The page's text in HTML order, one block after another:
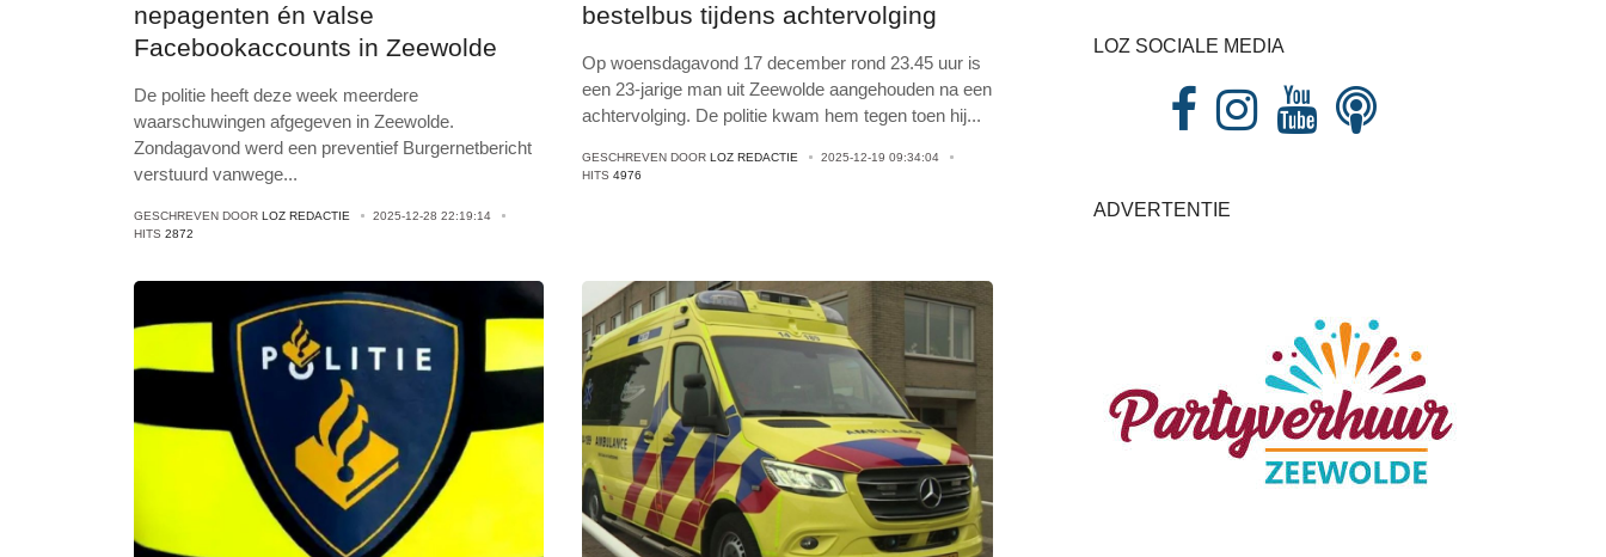
nepagenten én valse
Facebookaccounts in Zeewolde
De politie heeft deze week meerdere
waarschuwingen afgegeven in Zeewolde.
Zondagavond werd een preventief Burgernetbericht
verstuurd vanwege...
GESCHREVEN DOOR LOZ REDACTIE
2025-12-28 22:19:14
HITS 2872
bestelbus tijdens achtervolging
Op woensdagavond 17 december rond 23.45 uur is
een 23-jarige man uit Zeewolde aangehouden na een
achtervolging. De politie kwam hem tegen toen hij...
GESCHREVEN DOOR LOZ REDACTIE
2025-12-19 09:34:04
HITS4976
LOZ SOCIALE MEDIA
ADVERTENTIE